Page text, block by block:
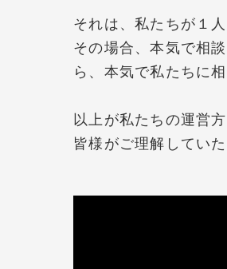
それは、私たちが１
その場合、本気で相
ら、本気で私たちに
以上が私たちの運営
皆様がご理解してい